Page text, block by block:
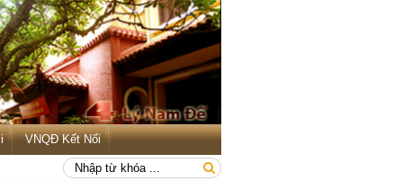
VNQĐ Kết Nối